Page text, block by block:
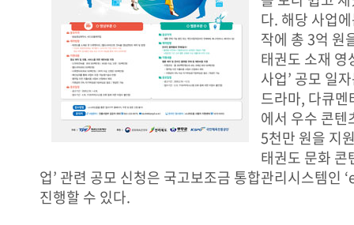
다. 해당 사업
작에 총 3억 원
태권도 소재 영
사업’ 공모 일
드라마, 다큐
에서 우수 콘텐
5천만 원을 지
태권도 문화 콘
업’ 관련 공모 신청은 국고보조금 통합관리시스템인
진행할 수 있다.